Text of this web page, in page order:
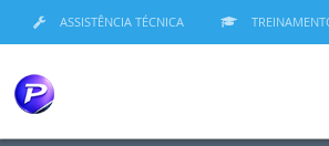
ASSISTÊNCIA TÉCNICA